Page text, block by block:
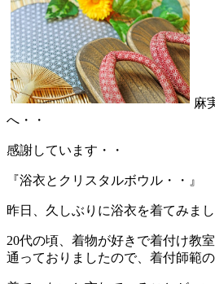
麻
へ・・
感謝しています・・
『浴衣とクリスタルボウル・・』
昨日、久しぶりに浴衣を着てみまし
20代の頃、着物が好きで着付け教室
通っておりましたので、着付師範